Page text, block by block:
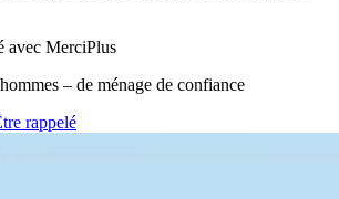
avec MerciPlus
– de ménage de confiance
rappelé